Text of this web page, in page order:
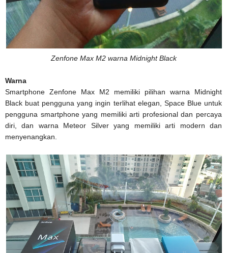
Zenfone Max M2 warna Midnight Black
Warna
Smartphone Zenfone Max M2 memiliki pilihan warna Midnight
Black buat pengguna yang ingin terlihat elegan, Space Blue untuk
pengguna smartphone yang memiliki arti profesional dan percaya
diri, dan warna Meteor Silver yang memiliki arti modern dan
menyenangkan.